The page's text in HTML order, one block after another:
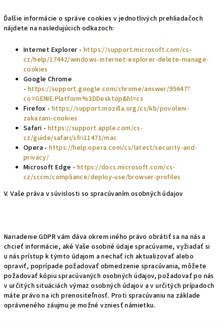
Ďalšie informácie o správe cookies v jednotlivých prehliadačoch
nájdete na nasledujúcich odkazoch:
Internet Explorer -https://support.microsoft.com/cs-
cz/help/17442/windows-internet-explorer-delete-manage-
cookies
Google Chrome
- https://support.google.com/chrome/answer/95647?
co=GENIE.Platform%3DDesktop&hl=cs
Firefox -https://support.mozilla.org/cs/kb/povoleni-
zakazani-cookies
Safari - https://support.apple.com/cs-
cz/guide/safari/sfri11471/mac
Opera -https://help.opera.com/cs/latest/security-and-
privacy/
Microsoft Edge - https://docs.microsoft.com/cs-
cz/sccm/compliance/deploy-use/browser-profiles
V. Vaše práva v súvislosti so spracúvaním osobných údajov
Nariadenie GDPR vám dáva okrem iného právo obrátiť sa na nás a
chcieť informácie, aké Vaše osobné údaje spracúvame, vyžiadať si
u nás prístup k týmto údajom a nechať ich aktualizovať alebo
opraviť, poprípade požadovať obmedzenie spracúvania, môžete
požadovať kópiu spracúvaných osobných údajov, požadovať po nás
v určitých situáciách výmaz osobných údajov a v určitých prípadoch
máte právo na ich prenositeľnosť. Proti spracúvaniu na základe
oprávneného záujmu je možné vzniesť námietku.